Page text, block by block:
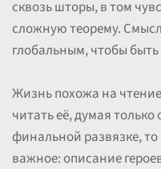
сквозь шторы, в том
сложную теорему.
глобальным, чтобы
Жизнь похожа на
читать её, думая
финальной развязке,
важное: описание